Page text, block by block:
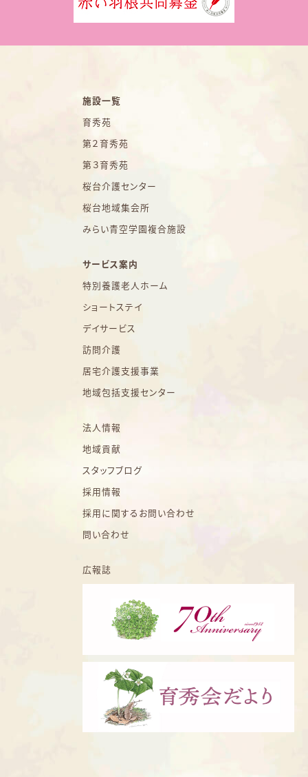
施設一覧
育秀苑
第２育秀苑
第３育秀苑
桜台介護センター
桜台地域集会所
みらい青空学園複合施設
サービス案内
特別養護老人ホーム
ショートステイ
デイサービス
訪問介護
居宅介護支援事業
地域包括支援センター
法人情報
地域貢献
スタッフブログ
採用情報
採用に関するお問い合わせ
問い合わせ
広報誌